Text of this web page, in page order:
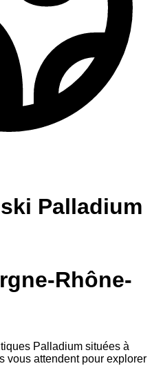
Palladium
Rhône-
Palladium situées à
vous attendent pour explorer